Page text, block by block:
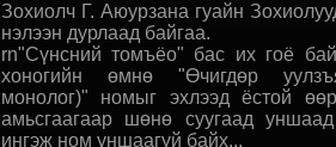
Зохиолч Г. Аюурзана гуайн
нэлээн дурлаад байгаа.
rn"Сүнсний томъёо" бас их гоё
хоногийн өмнө "Өчигдөр
монолог)" номыг эхлээд ёстой
амьсгаагаар шөнө суугаад
ингэж ном уншаагүй байх...